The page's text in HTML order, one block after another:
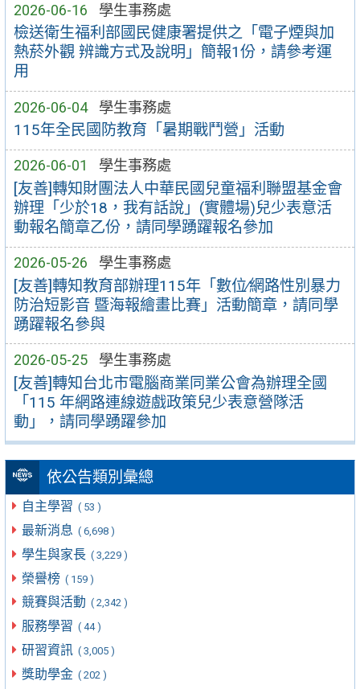
2026-06-16 學生事務處
檢送衛生福利部國民健康署提供之「電子煙與加
熱菸外觀 辨識方式及說明」簡報1份，請參考運
用
2026-06-04 學生事務處
115年全民國防教育「暑期戰鬥營」活動
2026-06-01 學生事務處
[友善]轉知財團法人中華民國兒童福利聯盟基金會
辦理「少於18，我有話說」(實體場)兒少表意活
動報名簡章乙份，請同學踴躍報名參加
2026-05-26 學生事務處
[友善]轉知教育部辦理115年「數位∕網路性別暴力
防治短影音 暨海報繪畫比賽」活動簡章，請同學
踴躍報名參與
2026-05-25 學生事務處
[友善]轉知台北市電腦商業同業公會為辦理全國
「115 年網路連線遊戲政策兒少表意營隊活
動」，請同學踴躍參加
依公告類別彙總
自主學習 ( 53 )
最新消息 ( 6,698 )
學生與家長 ( 3,229 )
榮譽榜 ( 159 )
競賽與活動 ( 2,342 )
服務學習 ( 44 )
研習資訊 ( 3,005 )
獎助學金 ( 202 )